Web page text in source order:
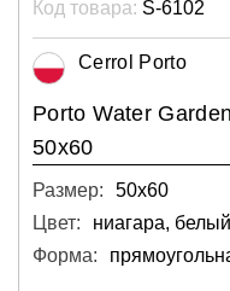
Код товара: S-6102
Cerrol Porto
Porto Water
50х60
Размер:
50х60
Цвет:
ниагара,
Форма: